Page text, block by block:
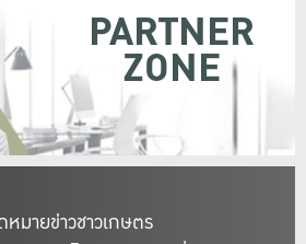
หมายข่าวชาวเกษตร
PARTNER
ZONE